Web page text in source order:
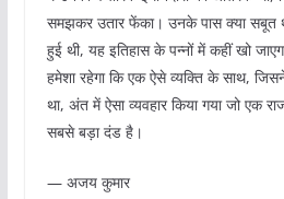
समझकर उतार फेंका। उनके पास क्या सबूत
हुई थी, यह इतिहास के पन्नों में कहीं खो
हमेशा रहेगा कि एक ऐसे व्यक्ति के साथ,
था, अंत में ऐसा व्यवहार किया गया जो एक
सबसे बड़ा दंड है।
— अजय कुमार